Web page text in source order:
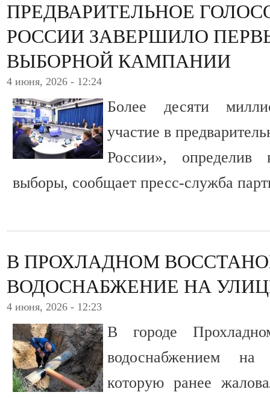
ПРЕДВАРИТЕЛЬНОЕ
РОССИИ ЗАВЕРШИЛО
ВЫБОРНОЙ КАМПАНИИ
4 июня, 2026 - 12:24
Более десяти
участие в
России», определив
выборы, сообщает пресс-служба
В ПРОХЛАДНОМ
ВОДОСНАБЖЕНИЕ НА
4 июня, 2026 - 12:23
В городе
водоснабжением
которую ранее